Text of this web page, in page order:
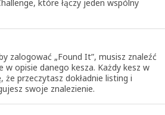
które łączy jeden wspólny
zalogować „Found It”, musisz znaleźć
opisie danego kesza. Każdy kesz w
przeczytasz dokładnie listing i
swoje znalezienie.